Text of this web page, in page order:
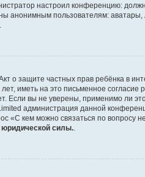
настроил конференцию:
анонимным пользователям:
о защите частных прав ребёнка в
иметь на это письменное
вы не уверены, применимо ли
администрация данной
«С кем можно связаться по вопросу
юридической силы.